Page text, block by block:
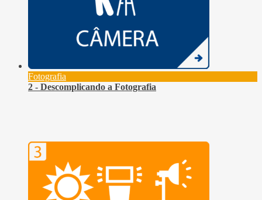
Fotografia
2 - Descomplicando a Fotografia